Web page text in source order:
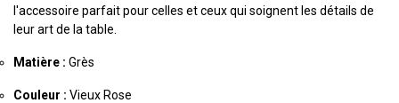
l'accessoire parfait pour celles et ceux qui soignent les détails de
leur art de la table.
Matière : Grès
Couleur : Vieux Rose